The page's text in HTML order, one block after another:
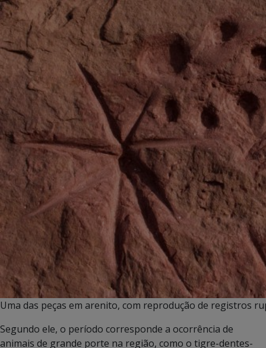
Uma das peças em arenito, com reprodução de registros
Segundo ele, o período corresponde a ocorrência de
animais de grande porte na região, como o tigre-dentes-